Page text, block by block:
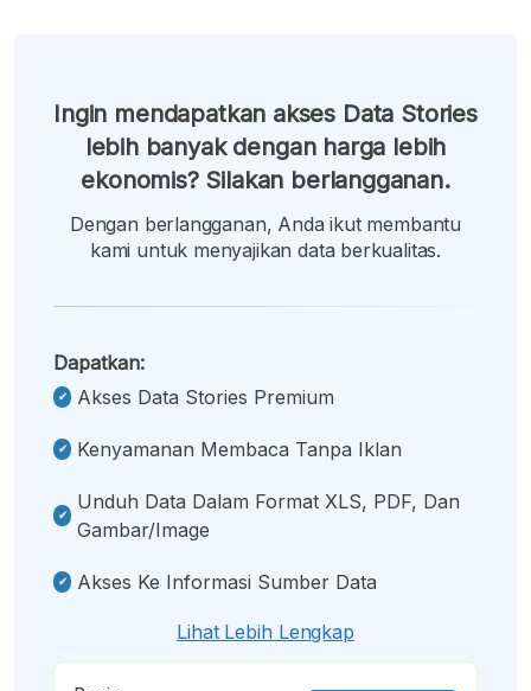
Ingin mendapatkan akses Data Stories
lebih banyak dengan harga lebih
ekonomis? Silakan berlangganan.
Dengan berlangganan, Anda ikut membantu
kami untuk menyajikan data berkualitas.
Dapatkan:
Akses Data Stories Premium
Kenyamanan Membaca Tanpa Iklan
Unduh Data Dalam Format XLS, PDF, Dan
Gambar/image
Akses Ke Informasi Sumber Data
Lihat Lebih Lengkap